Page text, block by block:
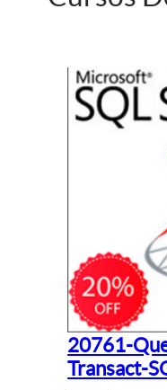
20761-
Transact-